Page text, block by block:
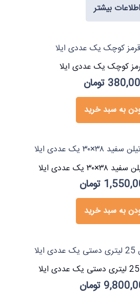
اطلاعات بیشتر
قرمز کوچک یک عددی ایلا
تومان
به سبد خرید
یک عددی ایلا
تومان
به سبد خرید
تومان